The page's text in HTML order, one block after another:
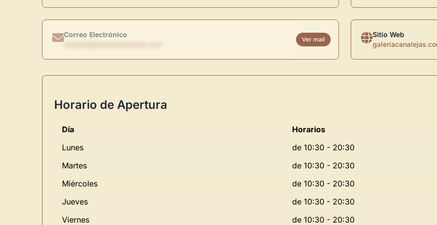
Correo Electrónico
Ver mail
Sitio Web
Horario de Apertura
Día
Horarios
Lunes
de 10:30 - 20:30
Martes
de 10:30 - 20:30
Miércoles
de 10:30 - 20:30
Jueves
de 10:30 - 20:30
Viernes
de 10:30 - 20:30